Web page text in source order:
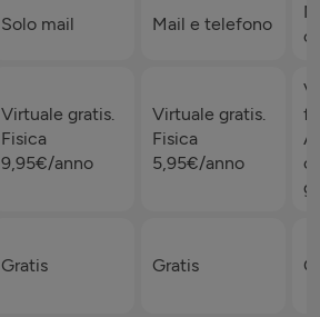
Solo mail Mail e telefono
Virtuale gratis.
Fisica
9,95€/anno
Virtuale gratis.
Fisica
5,95€/anno
Gratis Gratis